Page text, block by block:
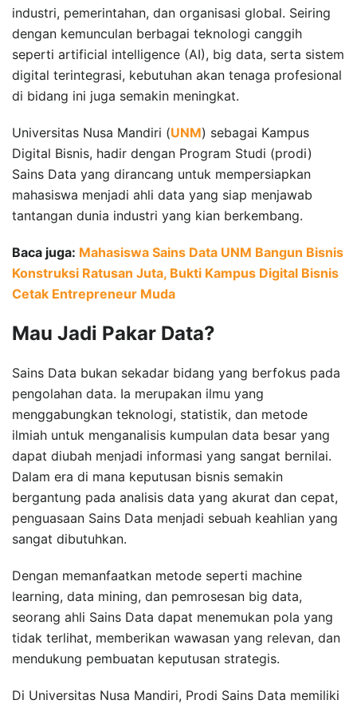
industri, pemerintahan, dan organisasi global. Seiring
dengan kemunculan berbagai teknologi canggih
seperti artificial intelligence (AI), big data, serta sistem
digital terintegrasi, kebutuhan akan tenaga profesional
di bidang ini juga semakin meningkat.
Universitas Nusa Mandiri (UNM) sebagai Kampus
Digital Bisnis, hadir dengan Program Studi (prodi)
Sains Data yang dirancang untuk mempersiapkan
mahasiswa menjadi ahli data yang siap menjawab
tantangan dunia industri yang kian berkembang.
Baca juga: Mahasiswa Sains Data UNM Bangun Bisnis
Konstruksi Ratusan Juta, Bukti Kampus Digital Bisnis
Cetak Entrepreneur Muda
Mau Jadi Pakar Data?
Sains Data bukan sekadar bidang yang berfokus pada
pengolahan data. Ia merupakan ilmu yang
menggabungkan teknologi, statistik, dan metode
ilmiah untuk menganalisis kumpulan data besar yang
dapat diubah menjadi informasi yang sangat bernilai.
Dalam era di mana keputusan bisnis semakin
bergantung pada analisis data yang akurat dan cepat,
penguasaan Sains Data menjadi sebuah keahlian yang
sangat dibutuhkan.
Dengan memanfaatkan metode seperti machine
learning, data mining, dan pemrosesan big data,
seorang ahli Sains Data dapat menemukan pola yang
tidak terlihat, memberikan wawasan yang relevan, dan
mendukung pembuatan keputusan strategis.
Di Universitas Nusa Mandiri, Prodi Sains Data memiliki